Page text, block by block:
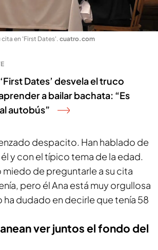
cita en 'First Dates'. cuatro.com
Dates’ desvela el truco
a bailar bachata: “Es
autobús”
despacito. Han hablado de
y con el típico tema de la edad.
miedo de preguntarle a su cita
pero él Ana está muy orgullosa
ha dudado en decirle que tenía 58
ver juntos el fondo del